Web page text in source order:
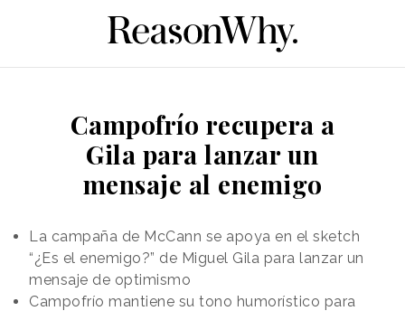
Campofrío recupera a
Gila para lanzar un
mensaje al enemigo
La campaña de McCann se apoya en el sketch
“¿Es el enemigo?” de Miguel Gila para lanzar un
mensaje de optimismo
Campofrío mantiene su tono humorístico para